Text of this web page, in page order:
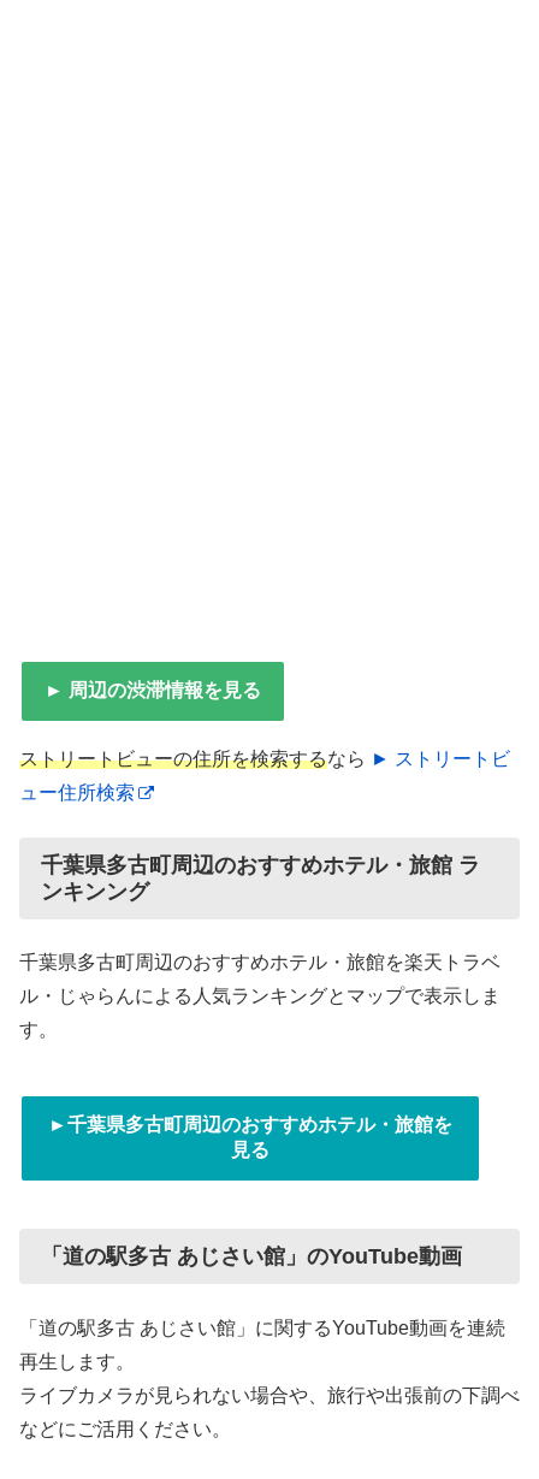
► 周辺の渋滞情報を見る
ストリートビューの住所を検索するなら ► ストリートビ
ュー住所検索
千葉県多古町周辺のおすすめホテル・旅館 ラ
ンキンング
千葉県多古町周辺のおすすめホテル・旅館を楽天トラベ
ル・じゃらんによる人気ランキングとマップで表示しま
す。
►千葉県多古町周辺のおすすめホテル・旅館を
見る
「道の駅多古 あじさい館」のYouTube動画
「道の駅多古 あじさい館」に関するYouTube動画を連続
再生します。
ライブカメラが見られない場合や、旅行や出張前の下調べ
などにご活用ください。